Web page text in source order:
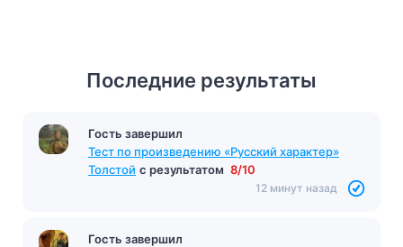
Последние результаты
Гость завершил
Тест по произведению «Русский характер»
Толстой с результатом 8/10
12 минут назад
Гость завершил